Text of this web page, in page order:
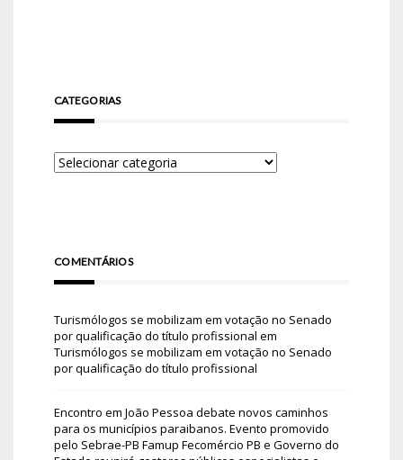
CATEGORIAS
COMENTÁRIOS
Turismólogos se mobilizam em votação no Senado
por qualificação do título profissional em
Turismólogos se mobilizam em votação no Senado
por qualificação do título profissional
Encontro em João Pessoa debate novos caminhos
para os municípios paraibanos. Evento promovido
pelo Sebrae-PB Famup Fecomércio PB e Governo do